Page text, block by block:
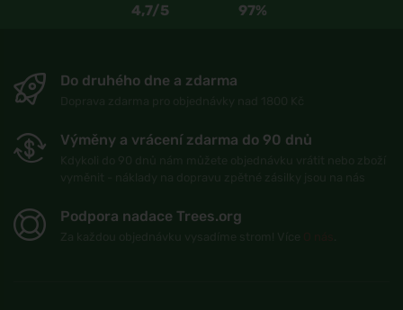
4,7/5 97%
Do druhého dne a zdarma
Výměny a vrácení zdarma do 90 dnů
Podpora nadace Trees.org